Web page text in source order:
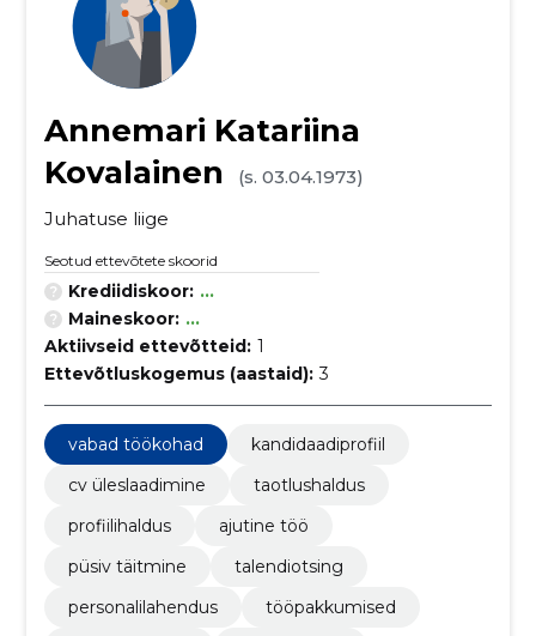
Annemari Katariina
Kovalainen
(s. 03.04.1973)
Juhatuse liige
Seotud ettevõtete skoorid
Krediidiskoor: ...
Maineskoor: ...
Aktiivseid ettevõtteid: 1
Ettevõtluskogemus (aastaid): 3
vabad töökohad
kandidaadiprofiil
cv üleslaadimine
taotlushaldus
profiilihaldus
ajutine töö
püsiv täitmine
talendiotsing
personalilahendus
tööpakkumised